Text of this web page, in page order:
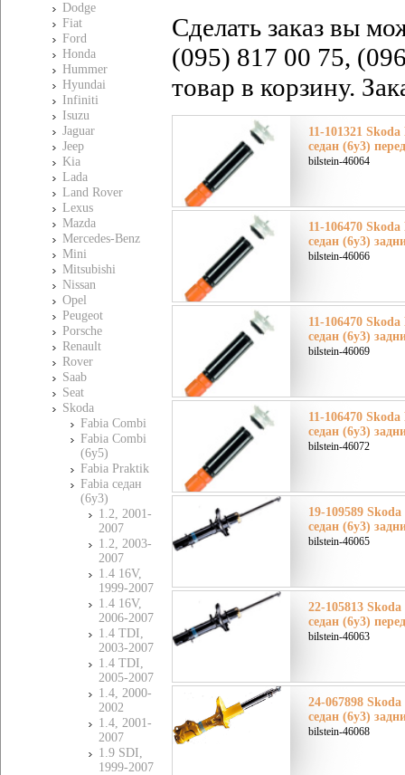
Dodge
Fiat
Ford
Honda
Hummer
Hyundai
Infiniti
Isuzu
Jaguar
Jeep
Kia
Lada
Land Rover
Lexus
Mazda
Mercedes-Benz
Mini
Mitsubishi
Nissan
Opel
Peugeot
Porsche
Renault
Rover
Saab
Seat
Skoda
Fabia Combi
Fabia Combi
(6y5)
Fabia Praktik
Fabia седан
(6y3)
1.2, 2001-
2007
1.2, 2003-
2007
1.4 16V,
1999-2007
1.4 16V,
2006-2007
1.4 TDI,
2003-2007
1.4 TDI,
2005-2007
1.4, 2000-
2002
1.4, 2001-
2007
1.9 SDI,
1999-2007
Сделать заказ вы
(095) 817 00 75,
товар в корзину.
11-101321
седан (6y3)
bilstein-46064
11-106470
седан (6y3)
bilstein-46066
11-106470
седан (6y3)
bilstein-46069
11-106470
седан (6y3)
bilstein-46072
19-109589
седан (6y3)
bilstein-46065
22-105813
седан (6y3)
bilstein-46063
24-067898
седан (6y3)
bilstein-46068